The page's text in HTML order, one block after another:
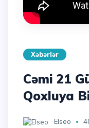
Xəbərlər
Cəmi 21
Qoxluya
Elseo